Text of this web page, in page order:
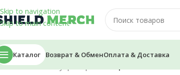
Skip to navigation
Skip to main content
Каталог Возврат & ОбменОплата & Доставка
Главная/Аксессуары